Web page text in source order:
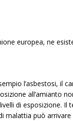
europea, ne
l’asbestosi, il
all’amianto
di esposizione. Il
malattia può